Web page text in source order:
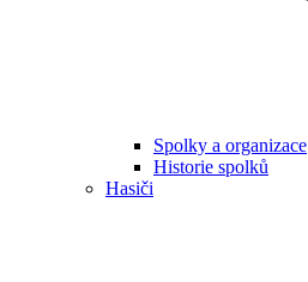
Spolky a organizace
Historie spolků
Hasiči